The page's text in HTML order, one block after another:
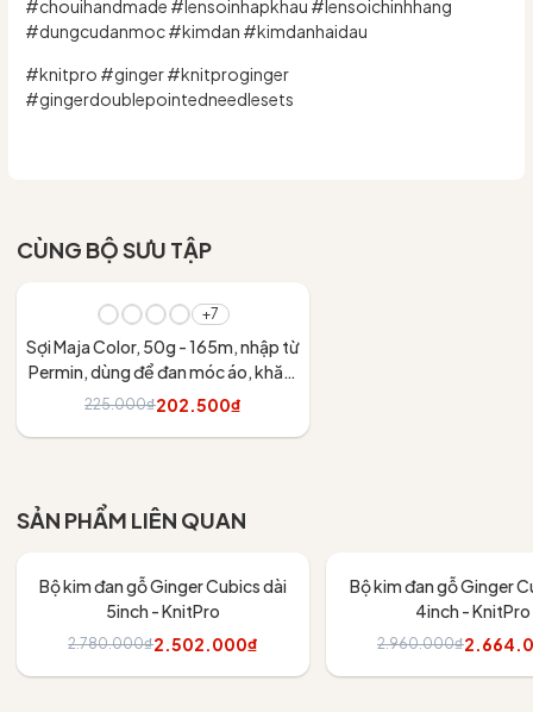
#chouihandmade #lensoinhapkhau #lensoichinhhang
#dungcudanmoc #kimdan #kimdanhaidau
#knitpro #ginger #knitproginger
#gingerdoublepointedneedlesets
CÙNG BỘ SƯU TẬP
+7
Sợi Maja Color, 50g - 165m, nhập từ
Permin, dùng để đan móc áo, khăn,
váy
225.000₫202.500₫
SẢN PHẨM LIÊN QUAN
Bộ kim đan gỗ Ginger Cubics dài
5inch - KnitPro
2.780.000₫2.502.000₫
Bộ kim đan gỗ Ginger
4inch - KnitPro
2.960.000₫